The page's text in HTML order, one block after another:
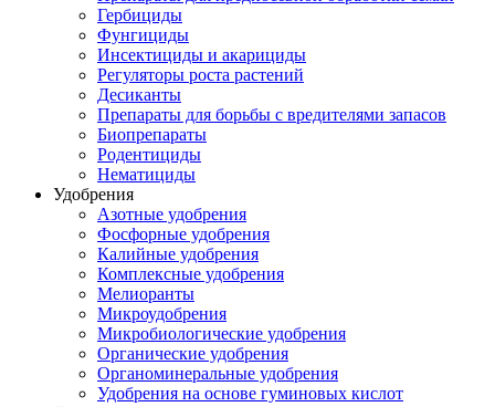
Гербициды
Фунгициды
Инсектициды и акарициды
Регуляторы роста растений
Десиканты
Препараты для борьбы с вредителями запасов
Биопрепараты
Родентициды
Нематициды
Удобрения
Азотные удобрения
Фосфорные удобрения
Калийные удобрения
Комплексные удобрения
Мелиоранты
Микроудобрения
Микробиологические удобрения
Органические удобрения
Органоминеральные удобрения
Удобрения на основе гуминовых кислот